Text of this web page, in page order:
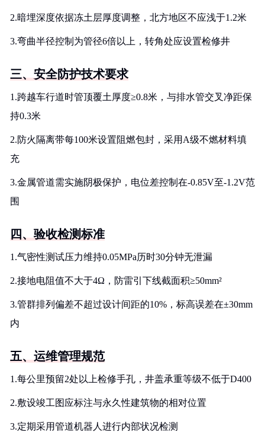
2.暗埋深度依据冻土层厚度调整，北方地区不应浅于1.2米
3.弯曲半径控制为管径6倍以上，转角处应设置检修井
三、安全防护技术要求
1.跨越车行道时管顶覆土厚度≥0.8米，与排水管交叉净距保
持0.3米
2.防火隔离带每100米设置阻燃包封，采用A级不燃材料填
充
3.金属管道需实施阴极保护，电位差控制在-0.85V至-1.2V范
围
四、验收检测标准
1.气密性测试压力维持0.05MPa历时30分钟无泄漏
2.接地电阻值不大于4Ω，防雷引下线截面积≥50mm²
3.管群排列偏差不超过设计间距的10%，标高误差在±30mm
内
五、运维管理规范
1.每公里预留2处以上检修手孔，井盖承重等级不低于D400
2.敷设竣工图应标注与永久性建筑物的相对位置
3.定期采用管道机器人进行内部状况检测